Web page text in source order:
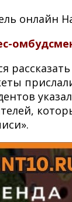
онлайн